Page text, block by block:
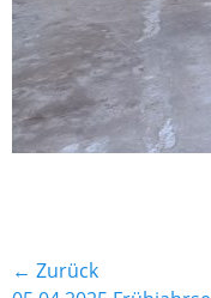
← Zurück